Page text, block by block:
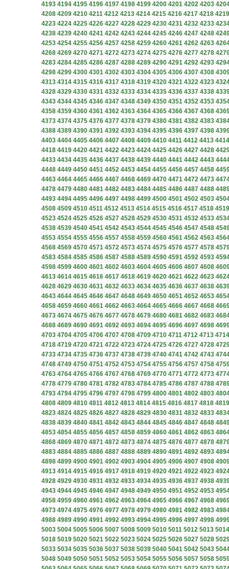
4193 4194 4195 4196 4197 4198 4199 4200 4201 4202 4203
4208 4209 4210 4211 4212 4213 4214 4215 4216 4217 4218 4219
4223 4224 4225 4226 4227 4228 4229 4230 4231 4232 4233
4238 4239 4240 4241 4242 4243 4244 4245 4246 4247 4248
4253 4254 4255 4256 4257 4258 4259 4260 4261 4262 4263
4268 4269 4270 4271 4272 4273 4274 4275 4276 4277 4278
4283 4284 4285 4286 4287 4288 4289 4290 4291 4292 4293
4298 4299 4300 4301 4302 4303 4304 4305 4306 4307 4308
4313 4314 4315 4316 4317 4318 4319 4320 4321 4322 4323
4328 4329 4330 4331 4332 4333 4334 4335 4336 4337 4338
4343 4344 4345 4346 4347 4348 4349 4350 4351 4352 4353
4358 4359 4360 4361 4362 4363 4364 4365 4366 4367 4368
4373 4374 4375 4376 4377 4378 4379 4380 4381 4382 4383
4388 4389 4390 4391 4392 4393 4394 4395 4396 4397 4398
4403 4404 4405 4406 4407 4408 4409 4410 4411 4412 4413 4414
4418 4419 4420 4421 4422 4423 4424 4425 4426 4427 4428
4433 4434 4435 4436 4437 4438 4439 4440 4441 4442 4443
4448 4449 4450 4451 4452 4453 4454 4455 4456 4457 4458
4463 4464 4465 4466 4467 4468 4469 4470 4471 4472 4473
4478 4479 4480 4481 4482 4483 4484 4485 4486 4487 4488
4493 4494 4495 4496 4497 4498 4499 4500 4501 4502 4503
4508 4509 4510 4511 4512 4513 4514 4515 4516 4517 4518 4519
4523 4524 4525 4526 4527 4528 4529 4530 4531 4532 4533
4538 4539 4540 4541 4542 4543 4544 4545 4546 4547 4548
4553 4554 4555 4556 4557 4558 4559 4560 4561 4562 4563
4568 4569 4570 4571 4572 4573 4574 4575 4576 4577 4578
4583 4584 4585 4586 4587 4588 4589 4590 4591 4592 4593
4598 4599 4600 4601 4602 4603 4604 4605 4606 4607 4608
4613 4614 4615 4616 4617 4618 4619 4620 4621 4622 4623
4628 4629 4630 4631 4632 4633 4634 4635 4636 4637 4638
4643 4644 4645 4646 4647 4648 4649 4650 4651 4652 4653
4658 4659 4660 4661 4662 4663 4664 4665 4666 4667 4668
4673 4674 4675 4676 4677 4678 4679 4680 4681 4682 4683
4688 4689 4690 4691 4692 4693 4694 4695 4696 4697 4698
4703 4704 4705 4706 4707 4708 4709 4710 4711 4712 4713 4714
4718 4719 4720 4721 4722 4723 4724 4725 4726 4727 4728
4733 4734 4735 4736 4737 4738 4739 4740 4741 4742 4743
4748 4749 4750 4751 4752 4753 4754 4755 4756 4757 4758
4763 4764 4765 4766 4767 4768 4769 4770 4771 4772 4773
4778 4779 4780 4781 4782 4783 4784 4785 4786 4787 4788
4793 4794 4795 4796 4797 4798 4799 4800 4801 4802 4803
4808 4809 4810 4811 4812 4813 4814 4815 4816 4817 4818 4819
4823 4824 4825 4826 4827 4828 4829 4830 4831 4832 4833
4838 4839 4840 4841 4842 4843 4844 4845 4846 4847 4848
4853 4854 4855 4856 4857 4858 4859 4860 4861 4862 4863
4868 4869 4870 4871 4872 4873 4874 4875 4876 4877 4878
4883 4884 4885 4886 4887 4888 4889 4890 4891 4892 4893
4898 4899 4900 4901 4902 4903 4904 4905 4906 4907 4908
4913 4914 4915 4916 4917 4918 4919 4920 4921 4922 4923
4928 4929 4930 4931 4932 4933 4934 4935 4936 4937 4938
4943 4944 4945 4946 4947 4948 4949 4950 4951 4952 4953
4958 4959 4960 4961 4962 4963 4964 4965 4966 4967 4968
4973 4974 4975 4976 4977 4978 4979 4980 4981 4982 4983
4988 4989 4990 4991 4992 4993 4994 4995 4996 4997 4998
5003 5004 5005 5006 5007 5008 5009 5010 5011 5012 5013 5014
5018 5019 5020 5021 5022 5023 5024 5025 5026 5027 5028
5033 5034 5035 5036 5037 5038 5039 5040 5041 5042 5043
5048 5049 5050 5051 5052 5053 5054 5055 5056 5057 5058